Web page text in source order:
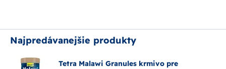
Najpredávanejšie produkty
Tetra Malawi Granules krmivo pre